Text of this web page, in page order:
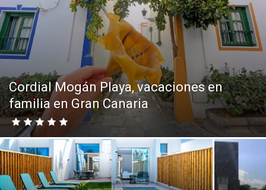
Eyes
Cordial Mogán Playa, vacaciones en
familia en Gran Canaria